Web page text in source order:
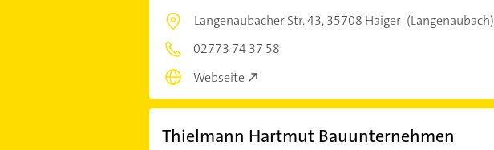
Langenaubacher Str. 43,35708 Haiger (Langenaubach)
02773 74 37 58
Webseite
Thielmann Hartmut Bauunternehmen